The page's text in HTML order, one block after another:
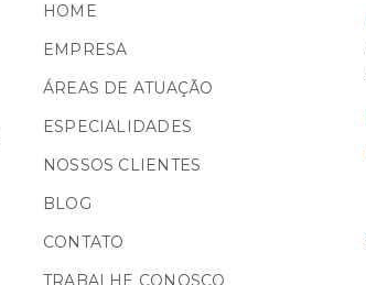
HOME
EMPRESA
ÁREAS DE ATUAÇÃO
ESPECIALIDADES
NOSSOS CLIENTES
BLOG
CONTATO
TRABALHE CONOSCO